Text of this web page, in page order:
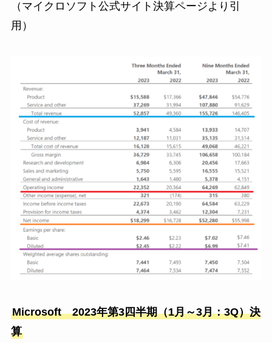
（マイクロソフト公式サイト決算ページより引
用）
Microsoft 2023年第3四半期（1月～3月：3Q）決
算